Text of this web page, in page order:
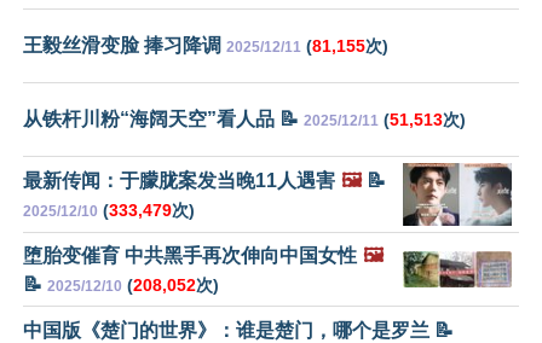
王毅丝滑变脸 捧习降调 2025/12/11 (81,155次)
从铁杆川粉“海阔天空”看人品 📝 2025/12/11 (51,513次)
最新传闻：于朦胧案发当晚11人遇害 🖼️📝
2025/12/10 (333,479次)
堕胎变催育 中共黑手再次伸向中国女性 🖼️
📝 2025/12/10 (208,052次)
中国版《楚门的世界》：谁是楚门，哪个是罗兰 📝